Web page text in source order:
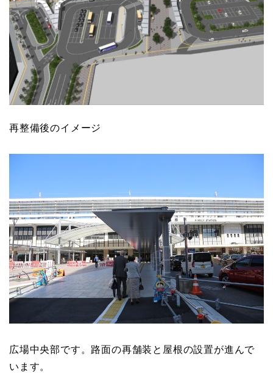
再整備後のイメージ
広場中央部です。路面の再舗装と屋根の設置が進んで
います。